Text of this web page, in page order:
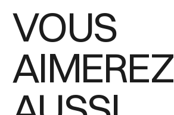
VOUS
AIMEREZ